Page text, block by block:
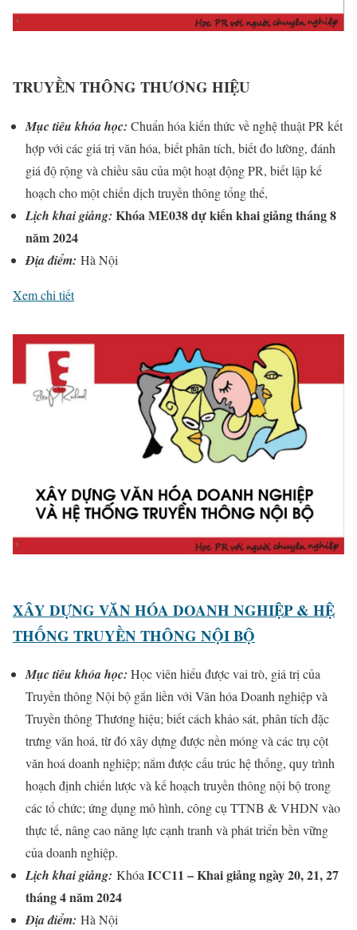
TRUYỀN THÔNG THƯƠNG HIỆU
Mục tiêu khóa học: Chuẩn hóa kiến thức về nghệ thuật PR kết
hợp với các giá trị văn hóa, biết phân tích, biết đo lường, đánh
giá độ rộng và chiều sâu của một hoạt động PR, biết lập kế
hoạch cho một chiến dịch truyền thông tổng thể,
Lịch khai giảng: Khóa ME038 dự kiến khai giảng tháng 8
năm 2024
Địa điểm: Hà Nội
Xem chi tiết
XÂY DỰNG VĂN HÓA DOANH NGHIỆP & HỆ
THỐNG TRUYỀN THÔNG NỘI BỘ
Mục tiêu khóa học: Học viên hiểu được vai trò, giá trị của
Truyền thông Nội bộ gắn liền với Văn hóa Doanh nghiệp và
Truyền thông Thương hiệu; biết cách khảo sát, phân tích đặc
trưng văn hoá, từ đó xây dựng được nền móng và các trụ cột
văn hoá doanh nghiệp; nắm được cấu trúc hệ thống, quy trình
hoạch định chiến lược và kế hoạch truyền thông nội bộ trong
các tổ chức; ứng dụng mô hình, công cụ TTNB & VHDN vào
thực tế, nâng cao năng lực cạnh tranh và phát triển bền vững
của doanh nghiệp.
Lịch khai giảng: KhóaICC11 – Khai giảng ngày 20, 21, 27
tháng 4 năm 2024
Địa điểm: Hà Nội